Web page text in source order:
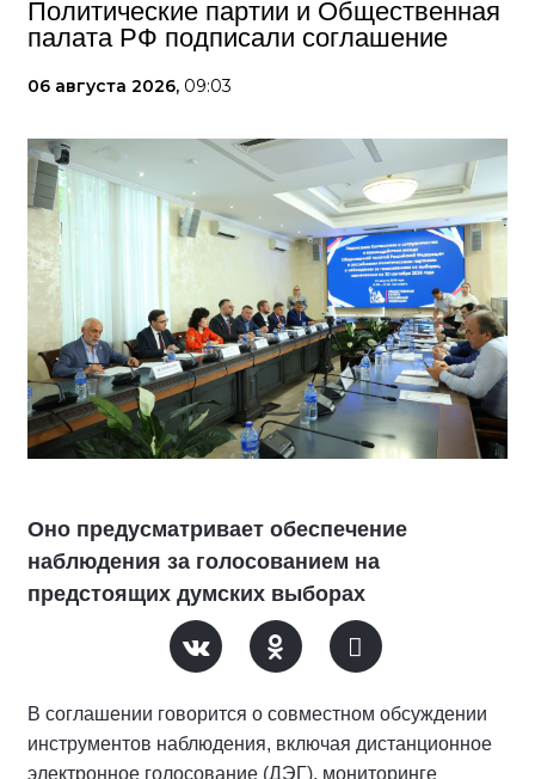
Политические партии и Общественная
палата РФ подписали соглашение
06 августа 2026, 09:03
Оно предусматривает обеспечение
наблюдения за голосованием на
предстоящих думских выборах
В соглашении говорится о совместном обсуждении
инструментов наблюдения, включая дистанционное
электронное голосование (ДЭГ), мониторинге